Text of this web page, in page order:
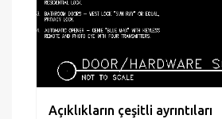
Açıklıkların çeşitli ayrıntıları